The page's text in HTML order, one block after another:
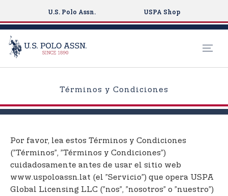
p
U.S. Polo Assn. USPA Shop
Términos y Condiciones
Por favor, lea estos Términos y Condiciones
(”Términos”, ”Términos y Condiciones”)
cuidadosamente antes de usar el sitio web
www.uspoloassn.lat (el ”Servicio”) que opera USPA
Global Licensing LLC (”nos”, ”nosotros” o ”nuestro”)